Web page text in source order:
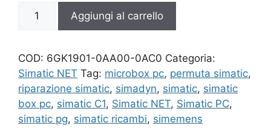
0AA00-
quantità
Aggiungi al carrello
COD: 6GK1901-0AA00-0AC0 Categoria:
Simatic NET Tag: microbox pc, permuta simatic,
riparazione simatic, simadyn, simatic, simatic
box pc, simatic C1, Simatic NET, Simatic PC,
simatic pg, simatic ricambi, simemens